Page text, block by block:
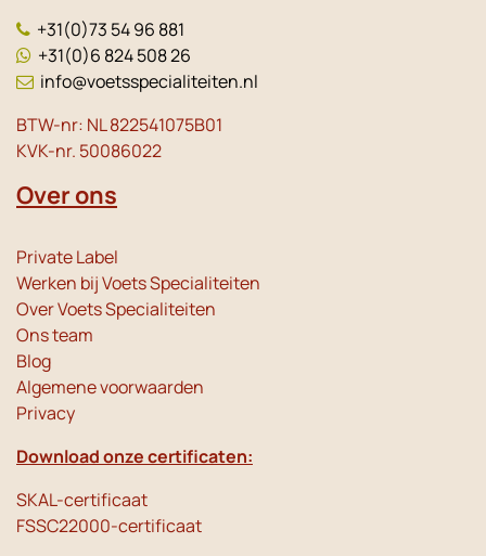
+31(0)73 54 96 881
+31(0)6 824 508 26
info@voetsspecialiteiten.nl
BTW-nr: NL 822541075B01
KVK-nr. 50086022
Over ons
Private Label
Werken bij Voets Specialiteiten
Over Voets Specialiteiten
Ons team
Blog
Algemene voorwaarden
Privacy
Download onze certificaten:
SKAL-certificaat
FSSC22000-certificaat